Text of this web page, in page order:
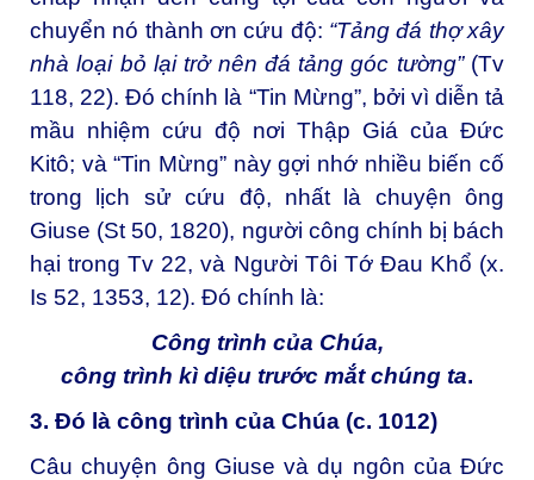
chuyển nó thành ơn cứu độ: “Tảng đá thợ xây
nhà loại bỏ lại trở nên đá tảng góc tường” (Tv
118, 22). Đó chính là “Tin Mừng”, bởi vì diễn tả
mầu nhiệm cứu độ nơi Thập Giá của Đức
Kitô; và “Tin Mừng” này gợi nhớ nhiều biến cố
trong lịch sử cứu độ, nhất là chuyện ông
Giuse (St 50, 1820), người công chính bị bách
hại trong Tv 22, và Người Tôi Tớ Đau Khổ (x.
Is 52, 1353, 12). Đó chính là:
Công trình của Chúa,
công trình kì diệu trước mắt chúng ta.
3. Đó là công trình của Chúa (c. 1012)
Câu chuyện ông Giuse và dụ ngôn của Đức